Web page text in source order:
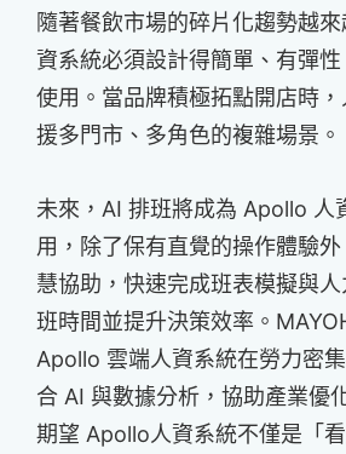
隨著餐飲市場的碎片化趨勢越
資系統必須設計得簡單、有彈
使用。當品牌積極拓點開店時
援多門市、多角色的複雜場景。
未來，AI 排班將成為 Apollo 人
用，除了保有直覺的操作體驗
慧協助，快速完成班表模擬與
班時間並提升決策效率。
Apollo 雲端人資系統在勞力密
合 AI 與數據分析，協助產業優
期望 Apollo人資系統不僅是「